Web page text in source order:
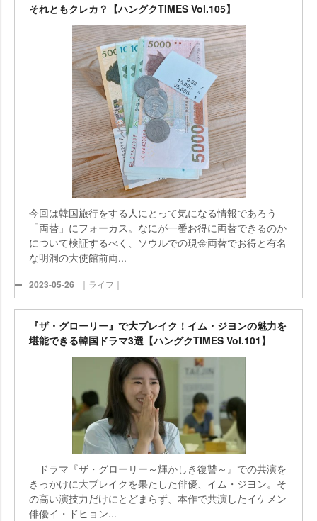
それともクレカ？【ハングクTIMES Vol.105】
今回は韓国旅行をする人にとって気になる情報であろう
「両替」にフォーカス。なにが一番お得に両替できるのか
について検証するべく、ソウルでの現金両替でお得と有名
な明洞の大使館前両...
2023-05-26 ｜ライフ｜
『ザ・グローリー』で大ブレイク！イム・ジヨンの魅力を
堪能できる韓国ドラマ3選【ハングクTIMES Vol.101】
ドラマ『ザ・グローリー～輝かしき復讐～』での共演を
きっかけに大ブレイクを果たした俳優、イム・ジヨン。そ
の高い演技力だけにとどまらず、本作で共演したイケメン
俳優イ・ドヒョン...